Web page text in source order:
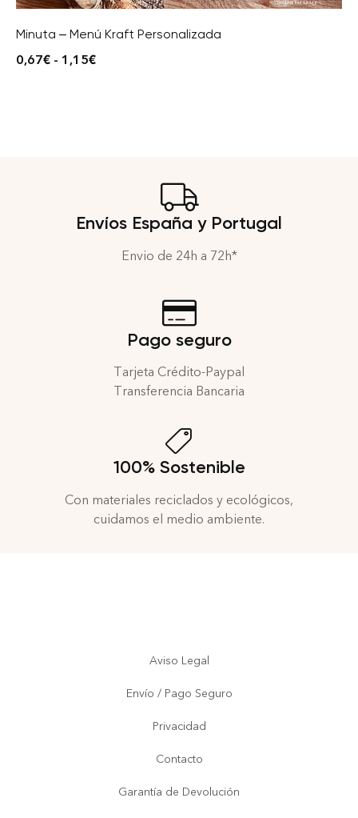
Minuta – Menú Kraft Personalizada
0,67€ - 1,15€
Envíos España y Portugal
Envio de 24h a 72h*
Pago seguro
Tarjeta Crédito-Paypal
Transferencia Bancaria
100% Sostenible
Con materiales reciclados y ecológicos,
cuidamos el medio ambiente.
Aviso Legal
Envío / Pago Seguro
Privacidad
Contacto
Garantía de Devolución